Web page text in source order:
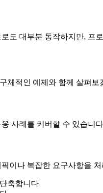
도 대부분 동작하지만, 프
체적인 예제와 함께 살펴보
사례를 커버할 수 있습니
이나 복잡한 요구사항을
축합니다